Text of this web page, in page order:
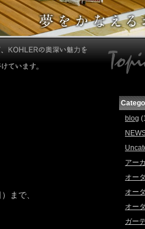
まで、
blog
アー
オー
オー
オー
ガー